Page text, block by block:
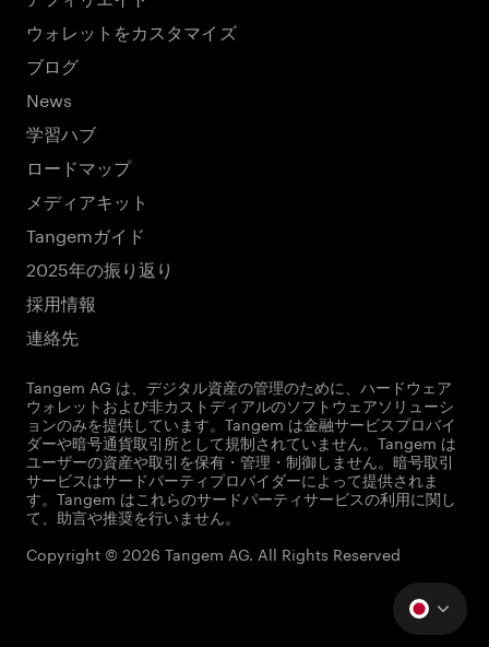
ウォレットをカスタマイズ
ブログ
News
学習ハブ
ロードマップ
メディアキット
Tangemガイド
2025年の振り返り
採用情報
連絡先
Tangem AG は、デジタル資産の管理のために、ハードウェア
ウォレットおよび非カストディアルのソフトウェアソリューシ
ョンのみを提供しています。Tangem は金融サービスプロバイ
ダーや暗号通貨取引所として規制されていません。Tangem は
ユーザーの資産や取引を保有・管理・制御しません。暗号取引
サービスはサードパーティプロバイダーによって提供されま
す。Tangem はこれらのサードパーティサービスの利用に関し
て、助言や推奨を行いません。